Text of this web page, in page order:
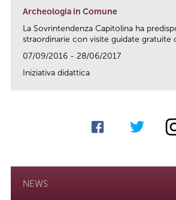
Archeologia in Comune
La Sovrintendenza Capitolina ha
straordinarie con visite guidate gratuite
07/09/2016 - 28/06/2017
Iniziativa didattica
NEWS